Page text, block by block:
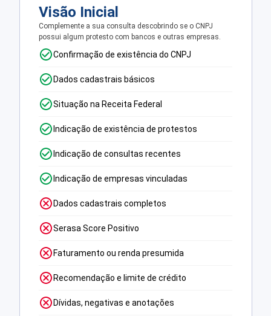
Visão Inicial
Complemente a sua consulta descobrindo se o CNPJ
possui algum protesto com bancos e outras empresas.
Confirmação de existência do CNPJ
Dados cadastrais básicos
Situação na Receita Federal
Indicação de existência de protestos
Indicação de consultas recentes
Indicação de empresas vinculadas
Dados cadastrais completos
Serasa Score Positivo
Faturamento ou renda presumida
Recomendação e limite de crédito
Dívidas, negativas e anotações